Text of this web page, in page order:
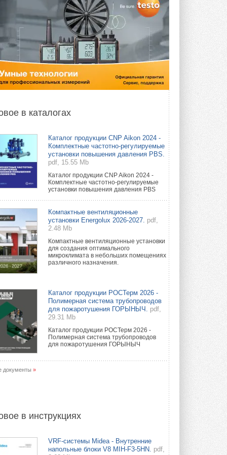
в каталогах
Каталог продукции CNP Aikon 2024 -
Комплектные частотно-регулируемые
установки повышения давления PBS.
pdf, 15.55 Mb
Каталог продукции CNP Aikon 2024 -
Комплектные частотно-регулируемые
установки повышения давления PBS
Компактные вентиляционные
установки Energolux 2026-2027. pdf,
2.48 Mb
Компактные вентиляционные установки
для создания оптимального
микроклимата в небольших помещениях
различного назначения.
Каталог продукции РОСТерм 2026 -
Полимерная система трубопроводов
для пожаротушения ГОРЫНЫЧ.
pdf,
29.31 Mb
Каталог продукции РОСТерм 2026 -
Полимерная система трубопроводов
для пожаротушения ГОРЫНЫЧ
документы »
в инструкциях
VRF-системы Midea - Внутренние
напольные блоки V8 MIH-F3-5HN. pdf,